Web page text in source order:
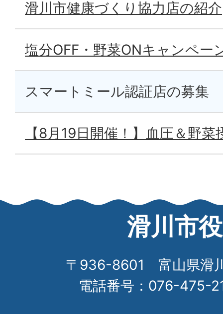
滑川市健康づくり協力店の紹介
塩分OFF・野菜ONキャンペー
スマートミール認証店の募集
【8月19日開催！】血圧＆野
滑川市
〒936-8601 富山県滑
電話番号：076-475-